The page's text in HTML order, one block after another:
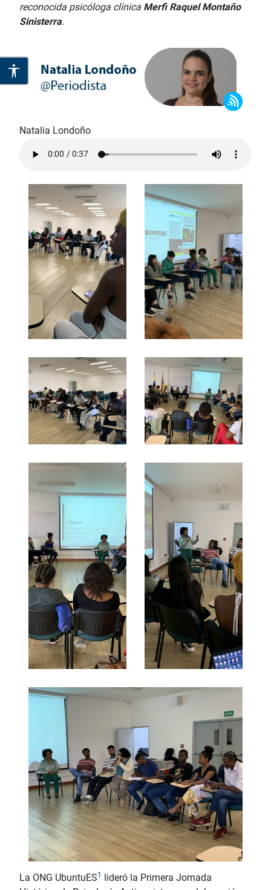
reconocida psicóloga clínica Merfi Raquel Montaño
Sinisterra.
Natalia Londoño
La ONG UbuntuES1
lideró la Primera Jornada